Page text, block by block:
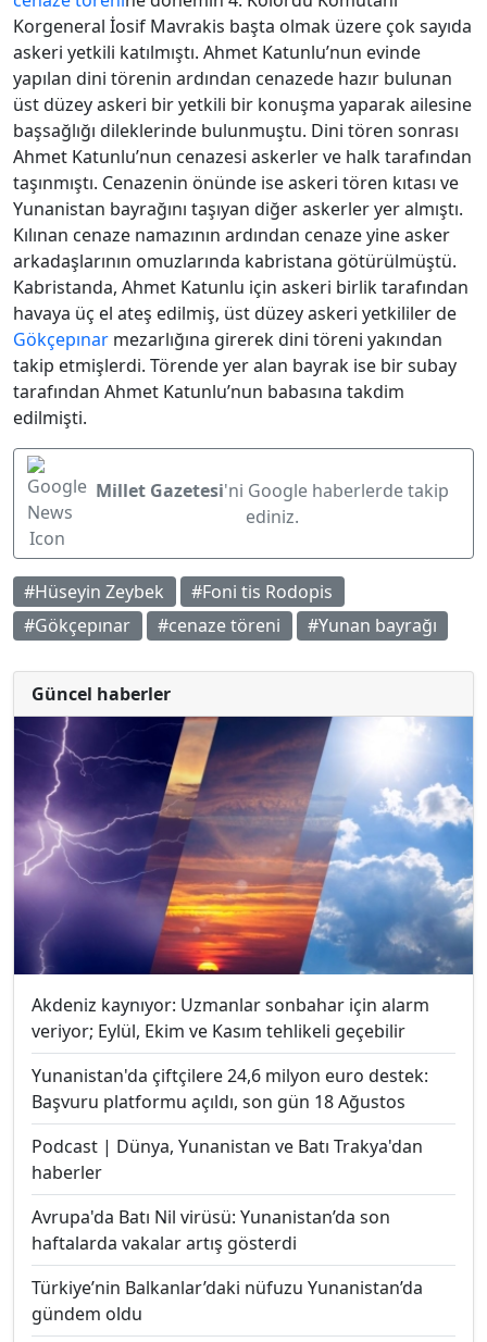
Korgeneral İosif Mavrakis başta olmak üzere çok sayıda
askeri yetkili katılmıştı. Ahmet Katunlu’nun evinde
yapılan dini törenin ardından cenazede hazır bulunan
üst düzey askeri bir yetkili bir konuşma yaparak ailesine
başsağlığı dileklerinde bulunmuştu. Dini tören sonrası
Ahmet Katunlu’nun cenazesi askerler ve halk tarafından
taşınmıştı. Cenazenin önünde ise askeri tören kıtası ve
Yunanistan bayrağını taşıyan diğer askerler yer almıştı.
Kılınan cenaze namazının ardından cenaze yine asker
arkadaşlarının omuzlarında kabristana götürülmüştü.
Kabristanda, Ahmet Katunlu için askeri birlik tarafından
havaya üç el ateş edilmiş, üst düzey askeri yetkililer de
Gökçepınar mezarlığına girerek dini töreni yakından
takip etmişlerdi. Törende yer alan bayrak ise bir subay
tarafından Ahmet Katunlu’nun babasına takdim
edilmişti.
Millet Gazetesi'ni Google haberlerde takip
ediniz.
#Hüseyin Zeybek
#Foni tis Rodopis
#Gökçepınar
#cenaze töreni #Yunan bayrağı
Güncel haberler
Akdeniz kaynıyor: Uzmanlar sonbahar için alarm
veriyor; Eylül, Ekim ve Kasım tehlikeli geçebilir
Yunanistan'da çiftçilere 24,6 milyon euro destek:
Başvuru platformu açıldı, son gün 18 Ağustos
Podcast | Dünya, Yunanistan ve Batı Trakya'dan
haberler
Avrupa'da Batı Nil virüsü: Yunanistan’da son
haftalarda vakalar artış gösterdi
Türkiye’nin Balkanlar’daki nüfuzu Yunanistan’da
gündem oldu